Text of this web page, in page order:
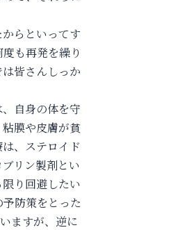
らといってす
も再発を繰り
皆さんしっか
自身の体を守
膜や皮膚が貧
、ステロイド
リン製剤とい
り回避したい
防策をとった
ますが、逆に